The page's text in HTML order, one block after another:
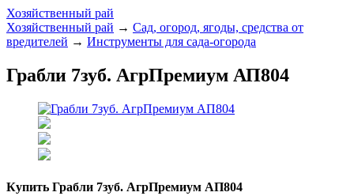
Хозяйственный рай
Хозяйственный рай → Сад, огород, ягоды, средства от
вредителей → Инструменты для сада-огорода
Грабли 7зуб. АгрПремиум АП804
Купить Грабли 7зуб. АгрПремиум АП804